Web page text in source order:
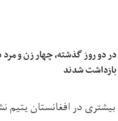
بازداشت شدند
در افغانستان یتیم